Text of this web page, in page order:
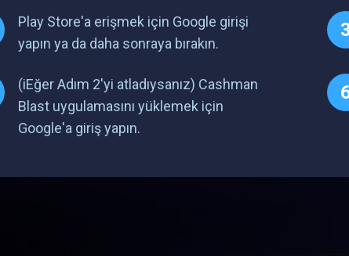
Play Store'a erişmek için Google girişi
yapın ya da daha sonraya bırakın.
(iEğer Adım 2'yi atladıysanız) Cashman
Blast uygulamasını yüklemek için
Google'a giriş yapın.